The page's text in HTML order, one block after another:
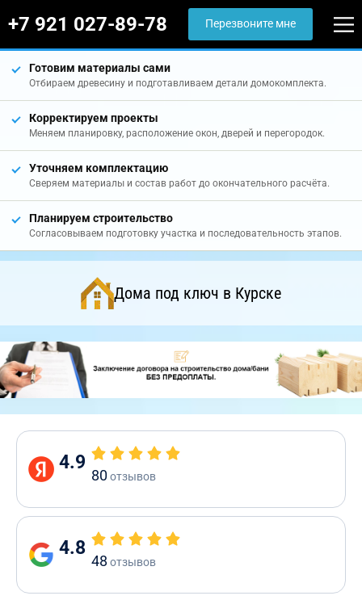
+7 921 027-89-78 Перезвоните мне
Готовим материалы сами
Отбираем древесину и подготавливаем детали домокомплекта.
Корректируем проекты
Меняем планировку, расположение окон, дверей и перегородок.
Уточняем комплектацию
Сверяем материалы и состав работ до окончательного расчёта.
Планируем строительство
Согласовываем подготовку участка и последовательность этапов.
Дома под ключ в Курске
4.9
80отзывов
4.8
48 отзывов